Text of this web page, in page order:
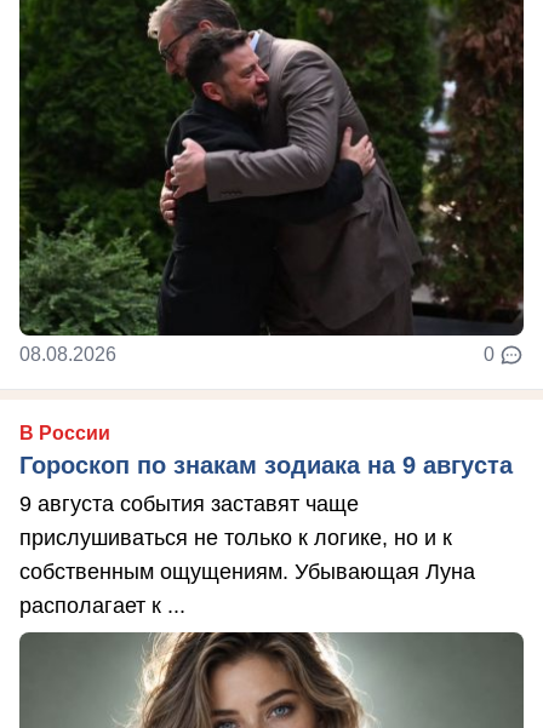
08.08.2026 0
В России
Гороскоп по знакам зодиака на 9 августа
9 августа события заставят чаще
прислушиваться не только к логике, но и к
собственным ощущениям. Убывающая Луна
располагает к ...